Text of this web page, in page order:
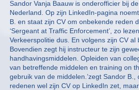
Sandor Vanja Baauw is onderofficier bij
Nederland. Op zijn LinkedIn-pagina
B. en staat zijn CV om onbekende reden
‘Sergeant at Traffic Enforcement’, zo
Verkeerspolitie dus. En volgens zijn CV al
Bovendien zegt hij instructeur te zijn
handhavingsmiddelen. Opleiden van
van betreffende middelen en training on
gebruik van de middelen.’zegt Sandor B.,
redenen wel zijn CV op LinkedIn zet,